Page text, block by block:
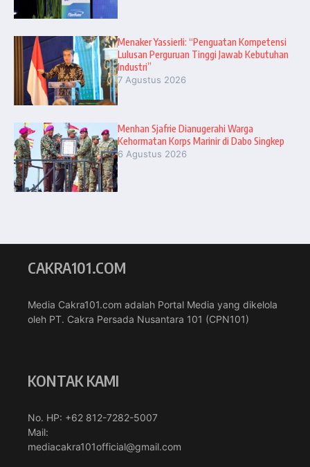
Menaker Yassierli: “Penguatan Kompetensi
Lulusan Perguruan Tinggi Jawab Kebutuhan
Industri”
7 Agustus 2026
Menhan Sjafrie Dianugerahi Warga
Kehormatan Korps Marinir di Dabo Singkep
6 Agustus 2026
CAKRA101.COM
Media Cakra101.com adalah Portal Media yang dikelola
oleh PT. Cakra Persada Nusantara 101 (CPN101)
KONTAK KAMI
No. HP: +62 812-7282-5007
Mail:
mediacakra101official@gmail.com